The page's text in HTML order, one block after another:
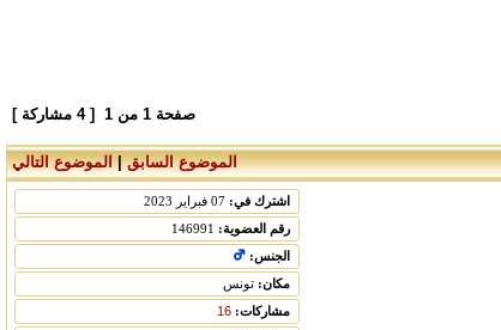
صفحة 1 من 1 [ 4 مشاركة ]
الموضوع السابق|الموضوع التالي
اشترك في:
رقم العضوية:
الجنس:
مكان: تونس
مشاركات: 16